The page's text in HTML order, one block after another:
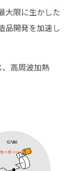
大限に生かした
品開発を加速し
高周波加熱